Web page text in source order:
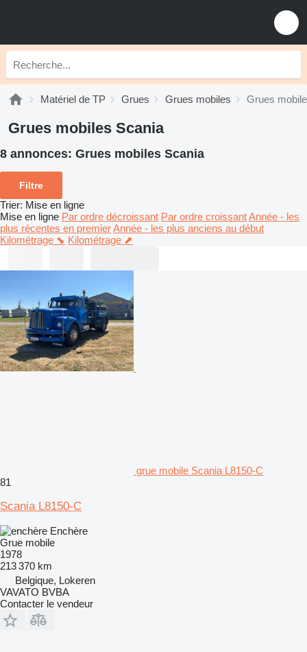
Matériel de TP Grues Grues mobiles Grues
Grues mobiles Scania
8 annonces: Grues mobiles Scania
Filtre
Trier: Mise en ligne
Mise en ligne Par ordre décroissant Par ordre croissantAnnée - les
plus récentes en premierAnnée - les plus anciens au début
Kilométrage ⬊ Kilométrage ⬈
grue mobile Scania L8150-C
81
Scania L8150-C
Enchère
Grue mobile
1978
213 370 km
Belgique, Lokeren
VAVATO BVBA
Contacter le vendeur